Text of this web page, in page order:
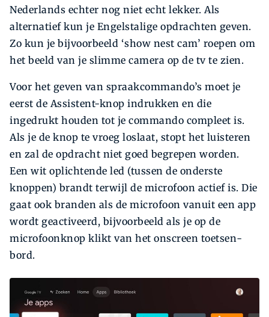
Nederlands echter nog niet echt lekker. Als
alternatief kun je Engels­talige opdrachten geven.
Zo kun je bijvoorbeeld ‘show nest cam’ roepen om
het beeld van je slimme camera op de tv te zien.
Voor het geven van spraakcommando’s moet je
eerst de Assistent-knop indrukken en die
ingedrukt houden tot je commando compleet is.
Als je de knop te vroeg loslaat, stopt het luisteren
en zal de opdracht niet goed begrepen worden.
Een wit oplichtende led (tussen de onderste
knoppen) brandt terwijl de microfoon actief is. Die
gaat ook branden als de microfoon vanuit een app
wordt geactiveerd, bijvoorbeeld als je op de
microfoonknop klikt van het onscreen toetsen­
bord.